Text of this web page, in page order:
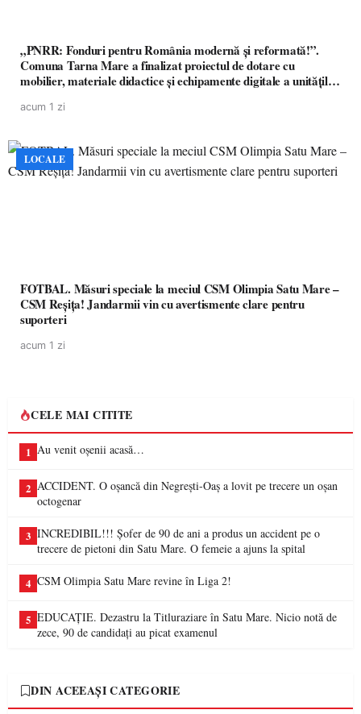
„PNRR: Fonduri pentru România modernă și reformată!”.
Comuna Tarna Mare a finalizat proiectul de dotare cu
mobilier, materiale didactice și echipamente digitale a unităților
acum 1 zi
LOCALE
FOTBAL. Măsuri speciale la meciul CSM Olimpia Satu Mare –
CSM Reșița! Jandarmii vin cu avertismente clare pentru
suporteri
acum 1 zi
CELE MAI CITITE
1 Au venit oșenii acasă…
2 ACCIDENT. O oșancă din Negrești-Oaș a lovit pe trecere un oșan
octogenar
3 INCREDIBIL!!! Șofer de 90 de ani a produs un accident pe o
trecere de pietoni din Satu Mare. O femeie a ajuns la spital
4 CSM Olimpia Satu Mare revine în Liga 2!
5 EDUCAȚIE. Dezastru la Titluraziare în Satu Mare. Nicio notă de
zece, 90 de candidați au picat examenul
DIN ACEEAȘI CATEGORIE